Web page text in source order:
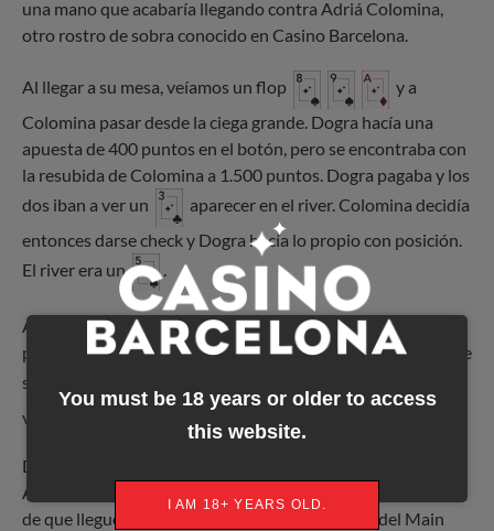
una mano que acabaría llegando contra Adriá Colomina,
otro rostro de sobra conocido en Casino Barcelona.
Al llegar a su mesa, veíamos un flop
y a
Colomina pasar desde la ciega grande. Dogra hacía una
apuesta de 400 puntos en el botón, pero se encontraba con
la resubida de Colomina a 1.500 puntos. Dogra pagaba y los
dos iban a ver un
aparecer en el river. Colomina decidía
entonces darse check y Dogra hacía lo propio con posición.
El river era un
.
Adriá Colomina lanzaba entonces una apuesta de 2.200
puntos, pero eso no iba a ser suficiente para tirar a Dogra de
su
veía obligado a dejar que Dogra se llevase el bote.
De esta forma, se ponía punto y final al segundo nivel.
Ahora mismo afrontamos otros 45 minutos de juego antes
de que llegue el primer descanso de este Día 1a del Main
You must be 18 years or older to access
this website.
I AM 18+ YEARS OLD.